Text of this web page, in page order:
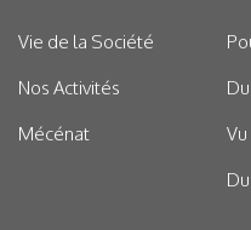
Vie de la Société
Nos Activités
Mécénat